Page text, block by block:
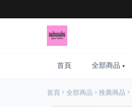
首頁 全部商品
首頁 全部商品 推薦商品